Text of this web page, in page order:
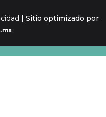
| Sitio optimizado por